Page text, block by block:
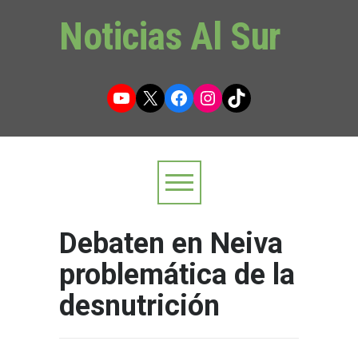
Noticias Al Sur
YouTube
X Facebook
Instagram
TikTok
Debaten en Neiva
problemática de la
desnutrición